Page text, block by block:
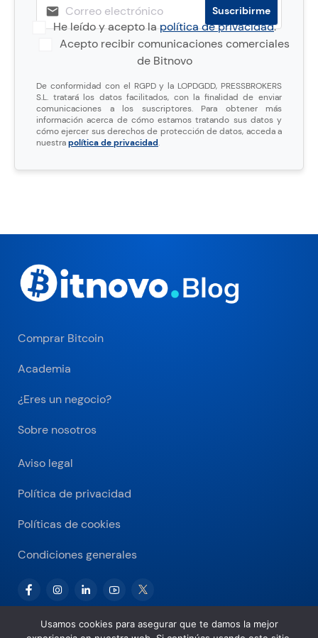
He leído y acepto lapolítica de privacidad.
Acepto recibir comunicaciones comerciales
de Bitnovo
De conformidad con el RGPD y la LOPDGDD, PRESSBROKERS
S.L. tratará los datos facilitados, con la finalidad de enviar
comunicaciones a los suscriptores. Para obtener más
información acerca de cómo estamos tratando sus datos y
cómo ejercer sus derechos de protección de datos, acceda a
nuestrapolítica de privacidad.
Comprar Bitcoin
Academia
¿Eres un negocio?
Sobre nosotros
Aviso legal
Política de privacidad
Políticas de cookies
Condiciones generales
Usamos cookies para asegurar que te damos la mejor